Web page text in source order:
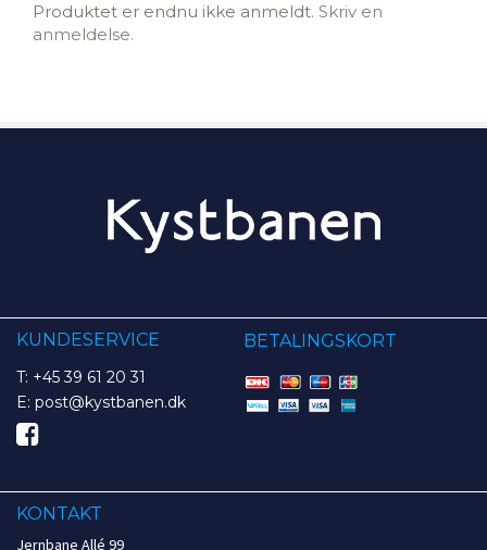
Produktet er endnu ikke anmeldt. Skriv en
anmeldelse.
KUNDESERVICE
T: +45 39 61 20 31
E: post@kystbanen.dk
BETALINGSKORT
KONTAKT
Jernbane Allé 99